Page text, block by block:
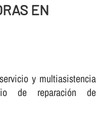
EN
y multiasistencia
de reparación de